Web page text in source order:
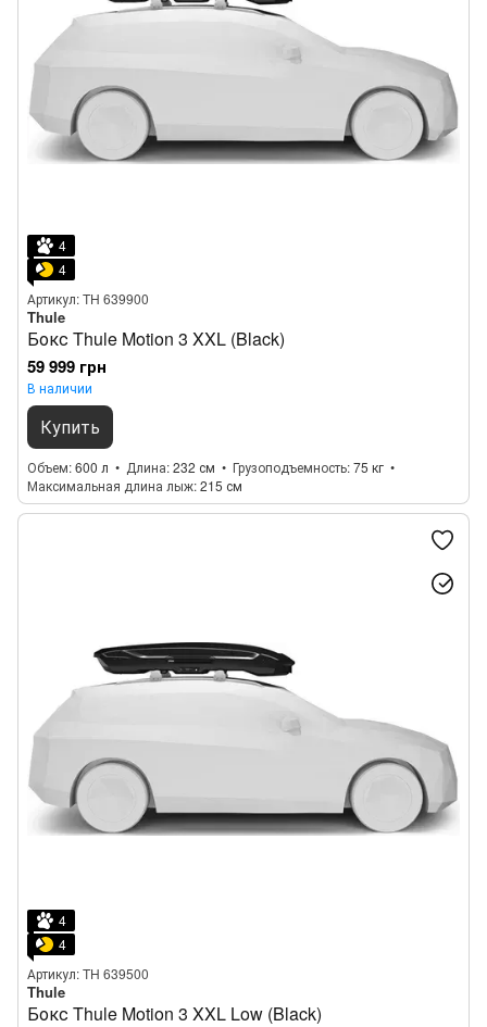
4
4
Артикул: TH 639900
Thule
Бокс Thule Motion 3 XXL (Black)
59 999 грн
В наличии
Купить
Объем 600 л Длина 232 см Грузоподъемность 75 кг
Максимальная длина лыж 215 см
4
4
Артикул: TH 639500
Thule
Бокс Thule Motion 3 XXL Low (Black)